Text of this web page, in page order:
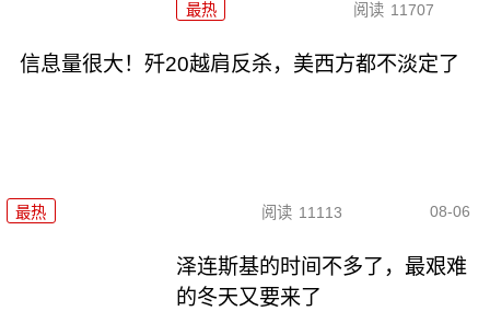
最热 阅读 11707
信息量很大！歼20越肩反杀，美西方都不淡定了
最热 阅读 11113 08-06
泽连斯基的时间不多了，最艰难
的冬天又要来了